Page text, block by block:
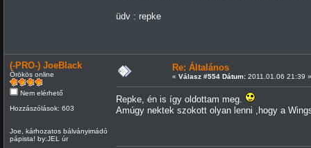
üdv : repke
(-PRO-) JoeBlack
Örökös online
Nem elérhető
Hozzászólások: 603
Joe, kárhozatos bálványimádó
pápista! by:JEL úr
Re: Általános
« Válasz #554 Dátum:2011.01.06 21:39 »
Repke, én is így oldottam meg.
Amúgy nektek szokott olyan lenni ,hogy a